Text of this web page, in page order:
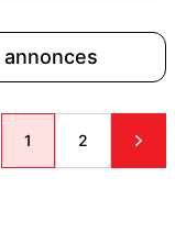
1 2